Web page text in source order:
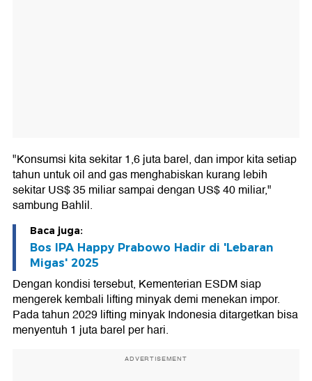
"Konsumsi kita sekitar 1,6 juta barel, dan impor kita setiap
tahun untuk oil and gas menghabiskan kurang lebih
sekitar US$ 35 miliar sampai dengan US$ 40 miliar,"
sambung Bahlil.
Baca juga:
Bos IPA Happy Prabowo Hadir di 'Lebaran
Migas' 2025
Dengan kondisi tersebut, Kementerian ESDM siap
mengerek kembali lifting minyak demi menekan impor.
Pada tahun 2029 lifting minyak Indonesia ditargetkan bisa
menyentuh 1 juta barel per hari.
ADVERTISEMENT